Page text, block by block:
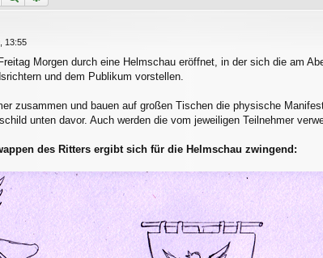
13:55
Morgen durch eine Helmschau eröffnet, in der sich die am
und dem Publikum vorstellen.
zusammen und bauen auf großen Tischen die physische
unten davor. Auch werden die vom jeweiligen Teilnehmer
des Ritters ergibt sich für die Helmschau zwingend: